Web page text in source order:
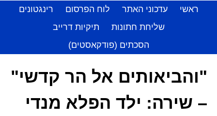
ראשי עדכוני האתר לוח הפרסום
רינגטונים
שליחת חתונות
תיקיות דרייב
הסכתים (פודקאסטים)
"והביאותים אל הר קדשי"
– שירה: ילד הפלא מנדי